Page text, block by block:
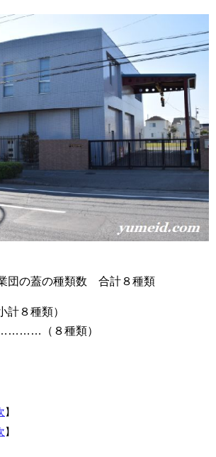
団の蓋の種類数 合計８種類
８種類）
（８種類）
】
】